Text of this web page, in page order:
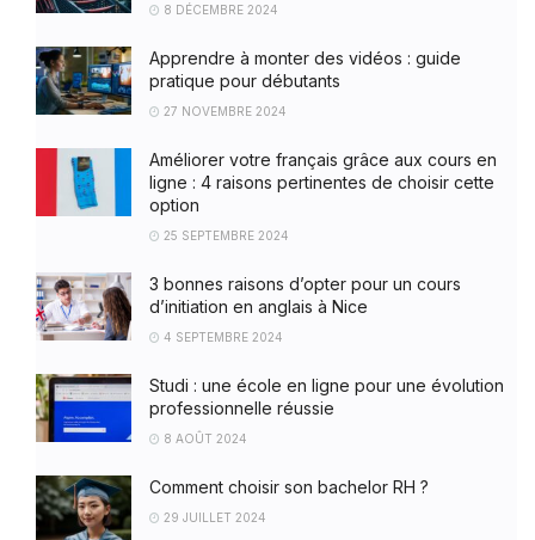
8 DÉCEMBRE 2024
Apprendre à monter des vidéos : guide
pratique pour débutants
27 NOVEMBRE 2024
Améliorer votre français grâce aux cours en
ligne : 4 raisons pertinentes de choisir cette
option
25 SEPTEMBRE 2024
3 bonnes raisons d’opter pour un cours
d’initiation en anglais à Nice
4 SEPTEMBRE 2024
Studi : une école en ligne pour une évolution
professionnelle réussie
8 AOÛT 2024
Comment choisir son bachelor RH ?
29 JUILLET 2024